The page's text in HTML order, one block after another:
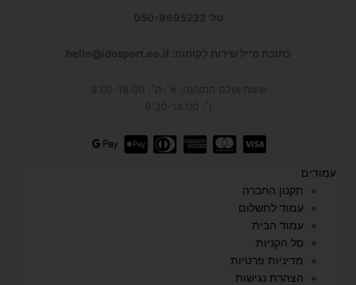
טל' 050-9695222
כתובת מייל שירות לקוחות: hello@idosport.co.il
שעות אולם התצוגה: א׳-ה׳, 9:00-18:00
ו׳: 9:30-14:00
עמודים
תקנון החברה
עמוד לתשלום
עמוד הבית
סל הקניות
מדיניות פרטיות
הצהרת נגישות